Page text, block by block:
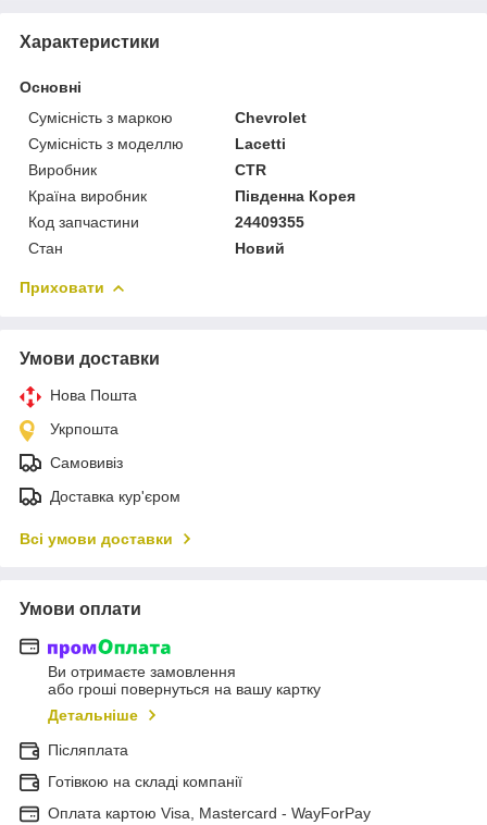
Характеристики
Основні
Сумісність з маркою
Chevrolet
Сумісність з моделлю
Lacetti
Виробник
CTR
Країна виробник
Південна Корея
Код запчастини
24409355
Стан
Новий
Приховати
Умови доставки
Нова Пошта
Укрпошта
Самовивіз
Доставка кур'єром
Всі умови доставки
Умови оплати
Ви отримаєте замовлення
або гроші повернуться на вашу картку
Детальніше
Післяплата
Готівкою на складі компанії
Оплата картою Visa, Mastercard - WayForPay